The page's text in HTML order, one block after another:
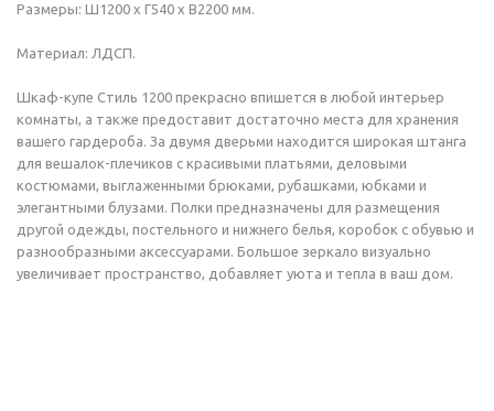
Размеры: Ш1200 x Г540 x В2200 мм.
Материал: ЛДСП.
Шкаф-купе Стиль 1200 прекрасно впишется в любой интерьер
комнаты, а также предоставит достаточно места для хранения
вашего гардероба. За двумя дверьми находится широкая штанга
для вешалок-плечиков с красивыми платьями, деловыми
костюмами, выглаженными брюками, рубашками, юбками и
элегантными блузами. Полки предназначены для размещения
другой одежды, постельного и нижнего белья, коробок с обувью и
разнообразными аксессуарами. Большое зеркало визуально
увеличивает пространство, добавляет уюта и тепла в ваш дом.